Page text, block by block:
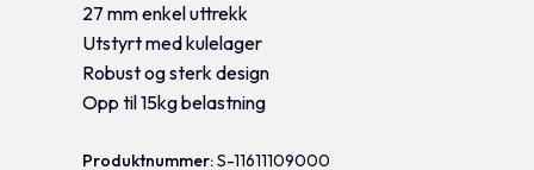
27 mm enkel uttrekk
Utstyrt med kulelager
Robust og sterk design
Opp til 15kg belastning
Produktnummer:S-11611109000